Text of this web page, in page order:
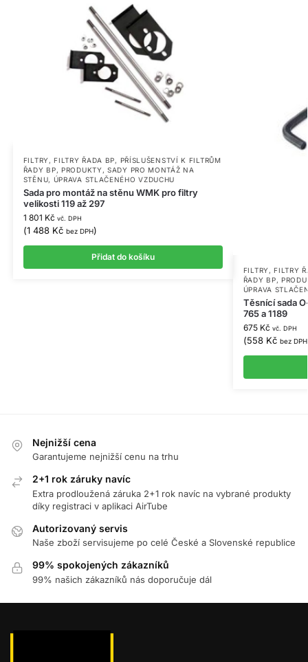
FILTRY ,FILTRY ŘADA BP, PŘÍSLUŠENSTVÍ K FILTRŮM
ŘADY BP,PRODUKTY ,SADY PRO MONTÁŽ NA
STĚNU, ÚPRAVA STLAČENÉHO VZDUCHU
Sada pro montáž na stěnu WMK pro filtry
velikosti 119 až 297
1 801 Kč vč. DPH
(1 488 Kč bez DPH)
Přidat do košíku
FILTRY ,FILTRY
ŘADY BP,
ÚPRAVA
Těsnící sada
765 a 1189
675 Kč vč. DPH
(558 Kč bez DPH
Nejnižší cena
Garantujeme nejnižší cenu na trhu
2+1 rok záruky navíc
Extra prodloužená záruka 2+1 rok navíc na vybrané produkty
díky registraci v aplikaci AirTube
Autorizovaný servis
Naše zboží servisujeme po celé České a Slovenské republice
99% spokojených zákazníků
99% našich zákazníků nás doporučuje dál